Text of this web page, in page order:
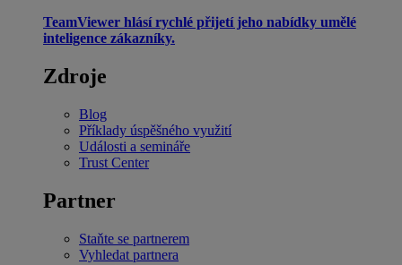
TeamViewer hlásí rychlé přijetí jeho nabídky umělé
inteligence zákazníky.
Zdroje
Blog
Příklady úspěšného využití
Události a semináře
Trust Center
Partner
Staňte se partnerem
Vyhledat partnera